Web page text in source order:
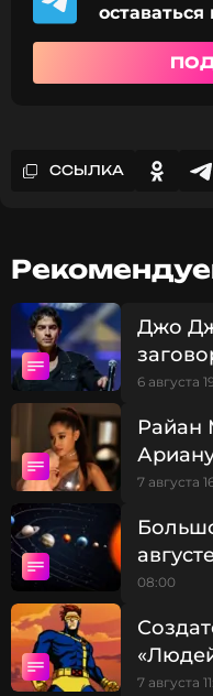
ССЫЛКА
Джо
за
6 августа
Райан
7 августа
08:00
7 августа